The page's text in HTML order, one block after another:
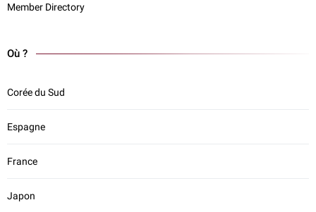
Member Directory
Où ?
Corée du Sud
Espagne
France
Japon